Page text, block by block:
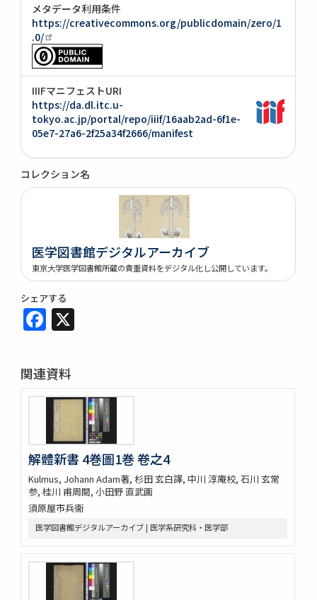
メタデータ利用条件
https://creativecommons.org/publicdomain/zero/1
.0/
IIIFマニフェストURI
https://da.dl.itc.u-
tokyo.ac.jp/portal/repo/iiif/16aab2ad-6f1e-
05e7-27a6-2f25a34f2666/manifest
コレクション名
医学図書館デジタルアーカイブ
東京大学医学図書館所蔵の貴重資料をデジタル化し公開しています。
シェアする
Facebook
関連資料
解體新書 4巻圖1巻 卷之4
Kulmus, Johann Adam著, 杉田 玄白譯, 中川 淳庵校, 石川 玄常
参, 桂川 甫周閲, 小田野 直武画
須原屋市兵衞
医学図書館デジタルアーカイブ | 医学系研究科・医学部